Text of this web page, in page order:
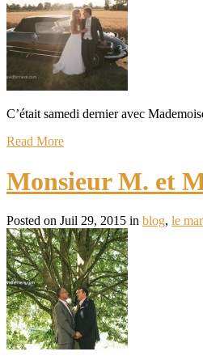
C’était samedi dernier avec
Read More
Monsieur M. et
Posted on Juil 29, 2015 in blog, le